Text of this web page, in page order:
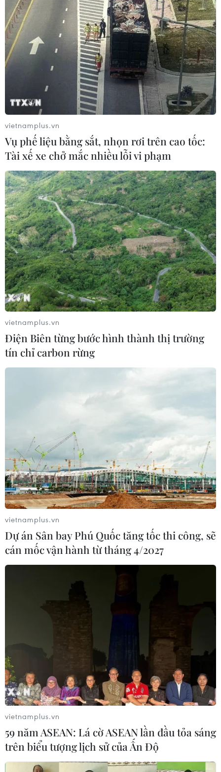
TIN CÙNG CHUYÊN MỤC
Grab bị phạt 1,36 tỷ đồng do vi phạm
vietnamplus.vn
Vụ phế liệu bằng sắt, nhọn rơi trên cao tốc:
Tài xế xe chở mắc nhiều lỗi vi phạm
vietnamplus.vn
Điện Biên từng bước hình thành thị trường
tín chỉ carbon rừng
vietnamplus.vn
Dự án Sân bay Phú Quốc tăng tốc thi công, sẽ
cán mốc vận hành từ tháng 4/2027
vietnamplus.vn
59 năm ASEAN: Lá cờ ASEAN lần đầu tỏa sáng
trên biểu tượng lịch sử của Ấn Độ